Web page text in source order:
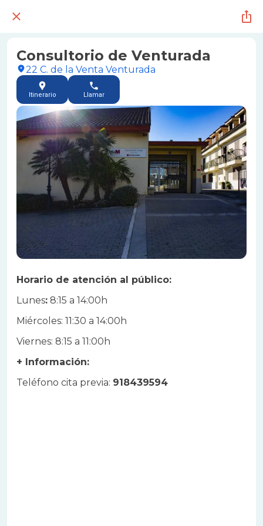
Consultorio de Venturada
22 C. de la Venta Venturada
Itinerario Llamar
Horario de atención al público:
Lunes: 8:15 a 14:00h
Miércoles: 11:30 a 14:00h
Viernes: 8:15 a 11:00h
+ Información:
Teléfono cita previa: 918439594